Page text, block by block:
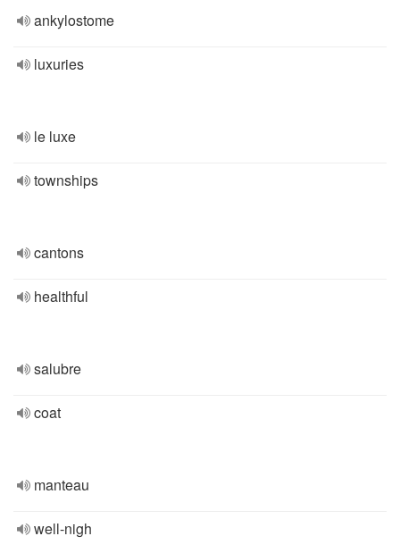
ankylostome
luxuries
le luxe
townships
cantons
healthful
salubre
coat
manteau
well-nigh